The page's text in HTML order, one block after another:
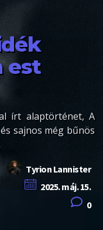
est
írt alaptörténet, A
sajnos még bűnös
Tyrion Lannister
2025. máj. 15.
0